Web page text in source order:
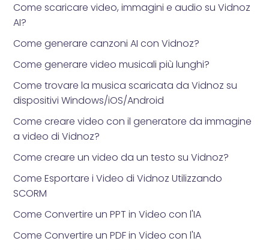
Come scaricare video, immagini e audio su Vidnoz
AI?
Come generare canzoni AI con Vidnoz?
Come generare video musicali più lunghi?
Come trovare la musica scaricata da Vidnoz su
dispositivi Windows/iOS/Android
Come creare video con il generatore da immagine
a video di Vidnoz?
Come creare un video da un testo su Vidnoz?
Come Esportare i Video di Vidnoz Utilizzando
SCORM
Come Convertire un PPT in Video con l'IA
Come Convertire un PDF in Video con l'IA